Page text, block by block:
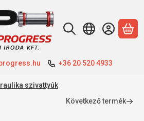
+36 20 520 4933
A
szivattyúk
Következő termék